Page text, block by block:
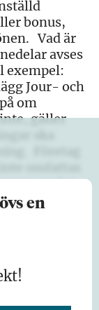
bonus,
Vad är
avses
exempel:
Jour- och
om
gäller
ska
Företag
omfattas
regler.
en